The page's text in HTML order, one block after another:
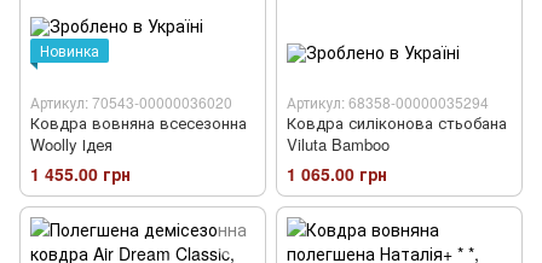
Новинка
Артикул: 70543-00000036020
Ковдра вовняна всесезонна
Woolly Ідея
1 455.00 грн
Артикул: 68358-00000035294
Ковдра силіконова стьобана
Viluta Bamboo
1 065.00 грн